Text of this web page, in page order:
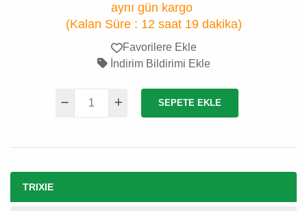
aynı gün kargo
(Kalan Süre : 12 saat 19 dakika)
Favorilere Ekle
İndirim Bildirimi Ekle
SEPETE EKLE
TRIXIE